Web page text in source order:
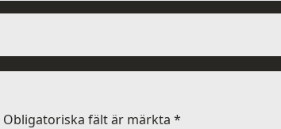
Obligatoriska fält är märkta *